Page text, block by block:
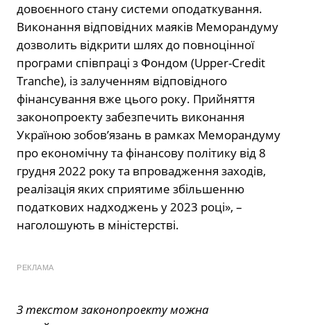
довоєнного стану системи оподаткування.
Виконання відповідних маяків Меморандуму
дозволить відкрити шлях до повноцінної
програми співпраці з Фондом (Upper-Credit
Tranche), із залученням відповідного
фінансування вже цього року. Прийняття
законопроекту забезпечить виконання
Україною зобов’язань в рамках Меморандуму
про економічну та фінансову політику від 8
грудня 2022 року та впровадження заходів,
реалізація яких сприятиме збільшенню
податкових надходжень у 2023 році», –
наголошують в міністерстві.
РЕКЛАМА
З текстом законопроекту можна